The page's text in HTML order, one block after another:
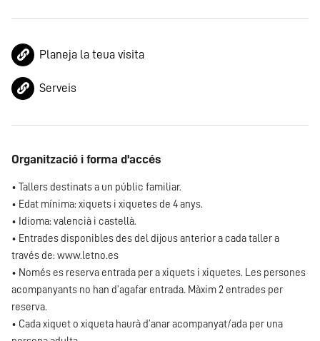
Planeja la teua visita
Serveis
Organització i forma d'accés
• Tallers destinats a un públic familiar.
• Edat mínima: xiquets i xiquetes de 4 anys.
• Idioma: valencià i castellà.
• Entrades disponibles des del dijous anterior a cada taller a
través de: www.letno.es
• Només es reserva entrada per a xiquets i xiquetes. Les persones
acompanyants no han d’agafar entrada. Màxim 2 entrades per
reserva.
• Cada xiquet o xiqueta haurà d’anar acompanyat/ada per una